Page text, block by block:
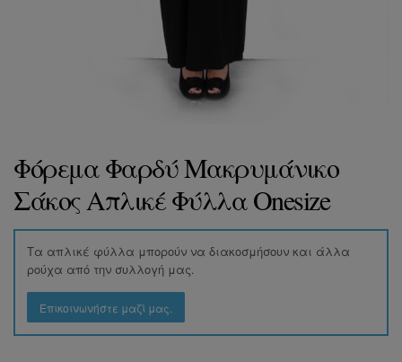
Φόρεμα Φαρδύ Μακρυμάνικο
Σάκος Απλικέ Φύλλα Onesize
Τα απλικέ φύλλα μπορούν να διακοσμήσουν και άλλα
ρούχα από την συλλογή μας.
Επικοινωνήστε μαζί μας.